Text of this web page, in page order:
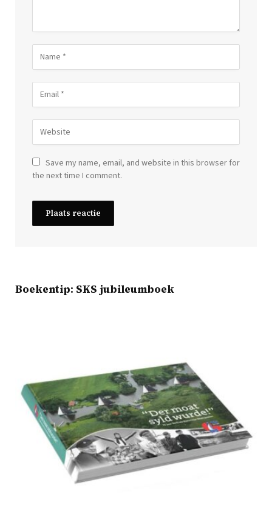
Save my name, email, and website in this browser for
the next time I comment.
Boekentip: SKS jubileumboek